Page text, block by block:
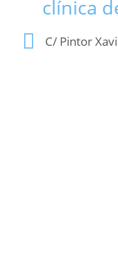
clínica
C/ Pintor